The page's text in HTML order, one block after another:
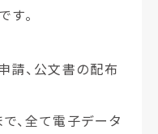
す。
請、公文書の配布
、全て電子データ